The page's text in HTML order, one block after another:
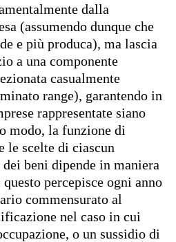
dalla
(assumendo dunque che
e più produca), ma lascia
a una componente
casualmente
range), garantendo in
rappresentate siano
modo, la funzione di
le scelte di ciascun
beni dipende in maniera
percepisce ogni anno
commensurato al
nel caso in cui
o un sussidio di